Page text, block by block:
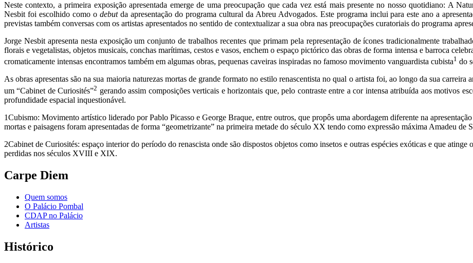
Neste contexto, a primeira exposição apresentada emerge de uma preocupação que cada vez está mais presente no nosso quotidiano: A
Nesbit foi escolhido como o debutda apresentação do programa cultural da Abreu Advogados. Este programa inclui para este ano a
previstas também conversas com os artistas apresentados no sentido de contextualizar a sua obra nas preocupações curatoriais do programa
Jorge Nesbit apresenta nesta exposição um conjunto de trabalhos recentes que primam pela representação de ícones tradicionalmente
florais e vegetalistas, objetos musicais, conchas marítimas, cestos e vasos, enchem o espaço pictórico das obras de forma intensa e barroca
cromaticamente intensas encontramos também em algumas obras, pequenas caveiras inspiradas no famoso movimento vanguardista cubista1 do
As obras apresentas são na sua maioria naturezas mortas de grande formato no estilo renascentista no qual o artista foi, ao longo da sua
um “Cabinet de Curiosités”2 gerando assim composições verticais e horizontais que, pelo contraste entre a cor intensa atribuída aos motivos
profundidade espacial inquestionável.
1Cubismo: Movimento artístico liderado por Pablo Picasso e George Braque, entre outros, que propôs uma abordagem diferente na
mortas e paisagens foram apresentadas de forma “geometrizante” na primeira metade do século XX tendo como expressão máxima Amadeu
2Cabinet de Curiosités: espaço interior do período do renascista onde são dispostos objetos como insetos e outras espécies exóticas e que
perdidas nos séculos XVIII e XIX.
Carpe Diem
Quem somos
O Palácio Pombal
CDAP no Palácio
Artistas
Histórico